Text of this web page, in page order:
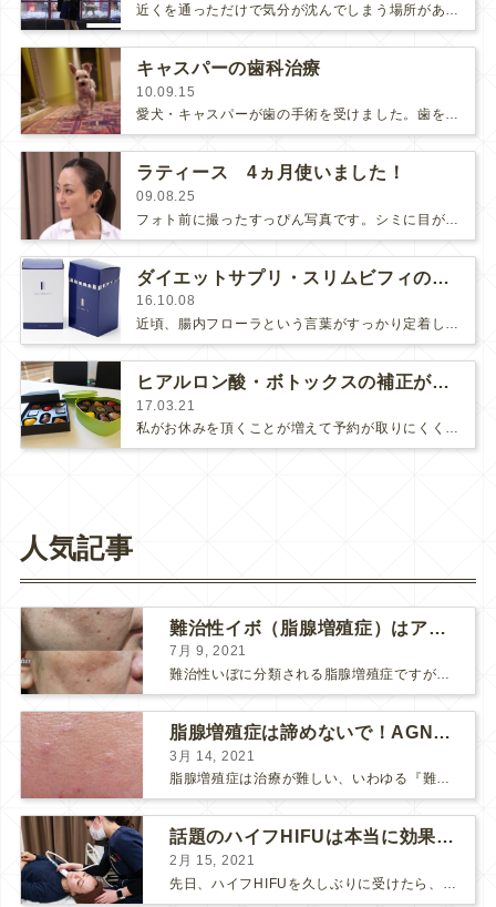
近くを通っただけで気分が沈んでしまう場所があります...それはペットショップです。可愛い無邪気な子犬が並んでいますが、果たして…
キャスパーの歯科治療
10.09.15
愛犬・キャスパーが歯の手術を受けました。歯を磨くときに痛がるのでチェックしてみると、犬歯の部分から膿が出ていました。獣医歯科で…
ラティース 4ヵ月使いました！
09.08.25
ダイエットサプリ・スリムビフィの効果
16.10.08
近頃、腸内フローラという言葉がすっかり定着した感がありますね。『腸は第２の脳』と言われる通り、消化吸収だけでなく脳（気分、…
ヒアルロン酸・ボトックスの補正が増えています
17.03.21
私がお休みを頂くことが増えて予約が取りにくくなり、「7月まで待てない」とヒアルロン酸やボトックスの治療を他でお受けになり、そ…
人気記事
難治性イボ（脂腺増殖症）はアグネスAGNESが効果的です！
7月 9, 2021
難治性いぼに分類される脂腺増殖症ですが、脂腺増殖症はAGNESアグネスにとても良く反応して、きれいに治すことができます。 ↑ 脂腺増殖症をアグネスAGNESで３回治療した1ヶ月後の写真です。...
脂腺増殖症は諦めないで！AGNESアグネス治療でツルツル肌に！
3月 14, 2021
脂腺増殖症は治療が難しい、いわゆる『難治性イボ』です。 脂腺増殖症でググると、治療法として液体窒素、メスやパンチングによる外科的切除、炭酸ガスレーザーなどが出て来ますが、実際のところ、液体窒...
話題のハイフHIFUは本当に効果があるのか？
2月 15, 2021